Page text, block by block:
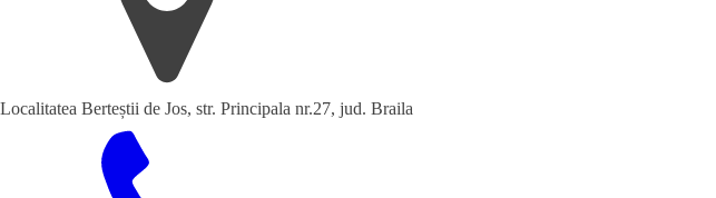
Localitatea Berteștii de Jos, str. Principala nr.27, jud. Braila